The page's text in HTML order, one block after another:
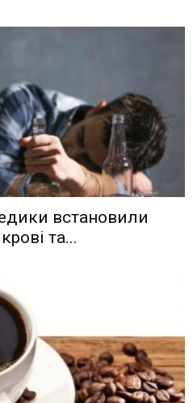
встановили
та...